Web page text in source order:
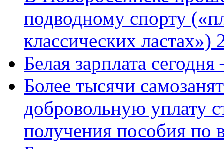
подводному спорту
классических ластах»)
Белая зарплата
Более тысячи
добровольную уплату
получения пособия по